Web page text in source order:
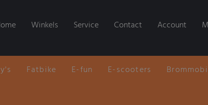
Winkels Service Contact Account
Fatbike E-fun E-scooters